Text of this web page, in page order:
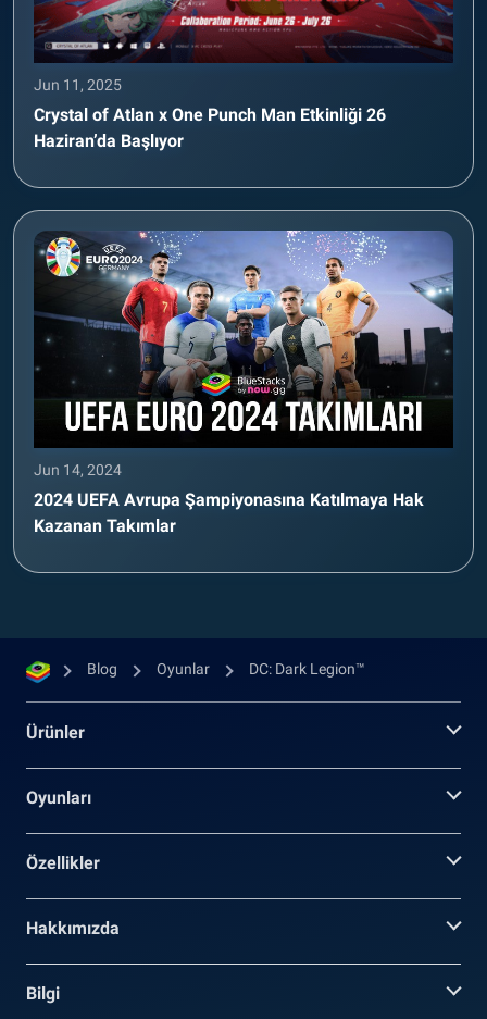
Jun 11, 2025
Crystal of Atlan x One Punch Man Etkinliği 26
Haziran’da Başlıyor
Jun 14, 2024
2024 UEFA Avrupa Şampiyonasına Katılmaya Hak
Kazanan Takımlar
Blog Oyunlar DC: Dark Legion™
Ürünler
Oyunları
Özellikler
Hakkımızda
Bilgi